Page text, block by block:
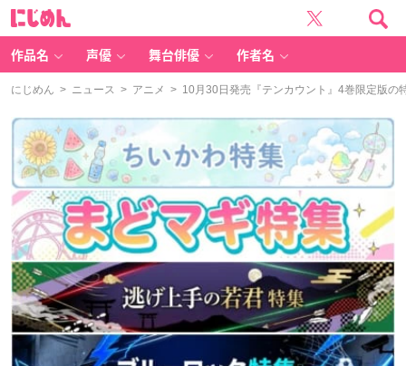
作品名 声優 舞台俳優 作者名
にじめん > ニュース > アニメ > 10月30日発売『テンカウント』4巻限定版の